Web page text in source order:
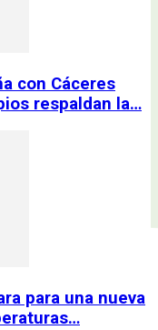
con Cáceres
respaldan la…
para una nueva